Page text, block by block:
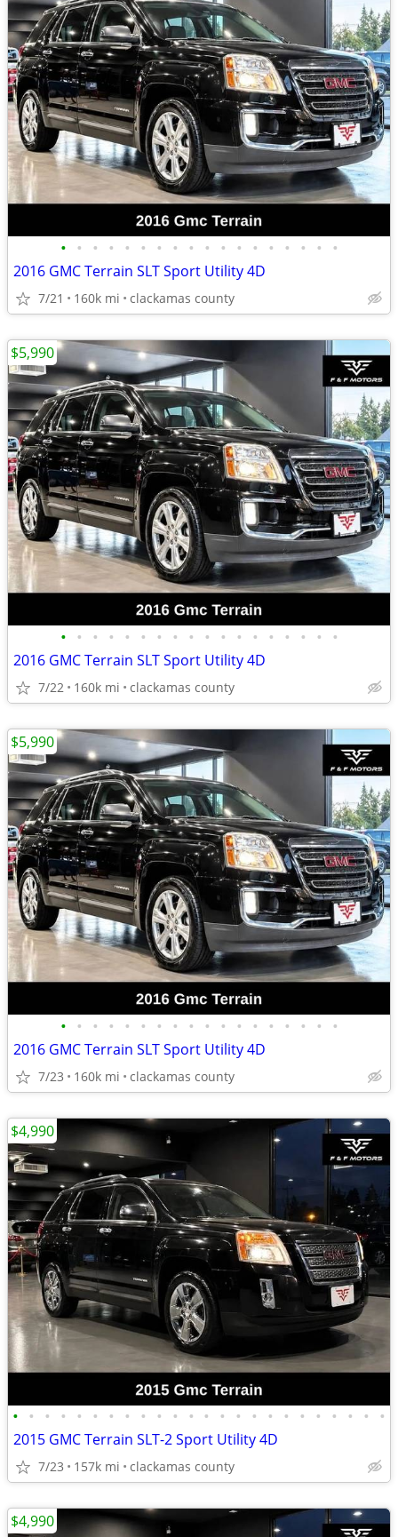
• • • • • • • • • • • • • • • • • •
2016 GMC Terrain SLT Sport Utility 4D
7/21 160k mi clackamas county
• • • • • • • • • • • • • • • • • •
2016 GMC Terrain SLT Sport Utility 4D
7/22 160k mi clackamas county
$5,990
• • • • • • • • • • • • • • • • • •
2016 GMC Terrain SLT Sport Utility 4D
7/23 160k mi clackamas county
$5,990
• • • • • • • • • • • • • • • • • • • • • • • •
2015 GMC Terrain SLT-2 Sport Utility 4D
7/23 157k mi clackamas county
$4,990
$4,990